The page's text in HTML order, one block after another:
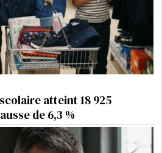
atteint 18 925
de 6,3 %